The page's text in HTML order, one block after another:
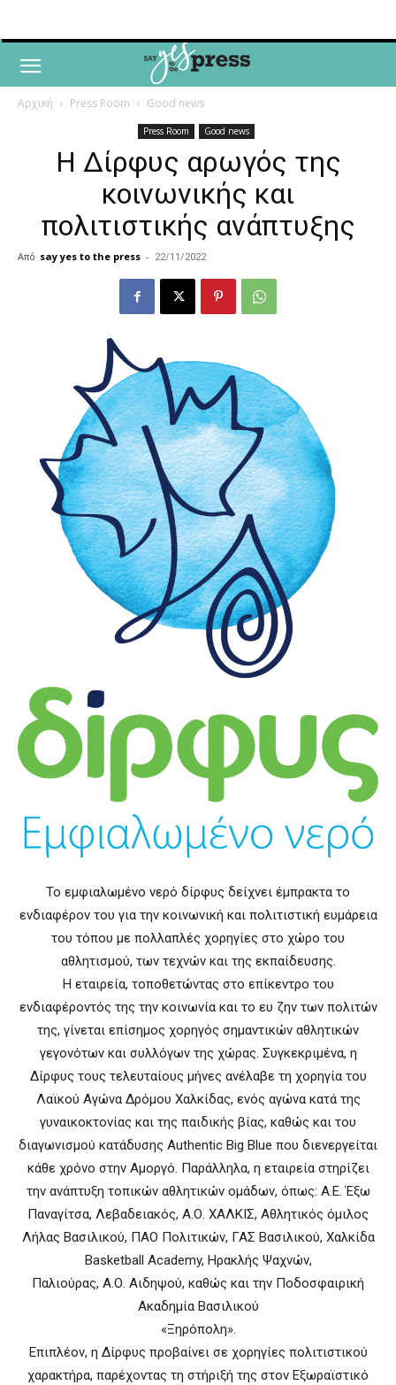
Αρχική Press Room Good news
Press Room Good news
Η Δίρφυς αρωγός της
κοινωνικής και
πολιτιστικής ανάπτυξης
Από say yes to the press - 22/11/2022
Το εμφιαλωμένο νερό δίρφυς δείχνει έμπρακτα το
ενδιαφέρον του για την κοινωνική και πολιτιστική ευμάρεια
του τόπου με πολλαπλές χορηγίες στο χώρο του
αθλητισμού, των τεχνών και της εκπαίδευσης.
Η εταιρεία, τοποθετώντας στο επίκεντρο του
ενδιαφέροντός της την κοινωνία και το ευ ζην των πολιτών
της, γίνεται επίσημος χορηγός σημαντικών αθλητικών
γεγονότων και συλλόγων της χώρας. Συγκεκριμένα, η
Δίρφυς τους τελευταίους μήνες ανέλαβε τη χορηγία του
Λαϊκού Αγώνα Δρόμου Χαλκίδας, ενός αγώνα κατά της
γυναικοκτονίας και της παιδικής βίας, καθώς και του
διαγωνισμού κατάδυσης Authentic Big Blue που διενεργείται
κάθε χρόνο στην Αμοργό. Παράλληλα, η εταιρεία στηρίζει
την ανάπτυξη τοπικών αθλητικών ομάδων, όπως: Α.Ε. Έξω
Παναγίτσα, Λεβαδειακός, Α.Ο. ΧΑΛΚΙΣ, Αθλητικός όμιλος
Λήλας Βασιλικού, ΠΑΟ Πολιτικών, ΓΑΣ Βασιλικού, Χαλκίδα
Basketball Academy, Ηρακλής Ψαχνών,
Παλιούρας, Α.Ο. Αιδηψού, καθώς και την Ποδοσφαιρική
Ακαδημία Βασιλικού
«Ξηρόπολη».
Επιπλέον, η Δίρφυς προβαίνει σε χορηγίες πολιτιστικού
χαρακτήρα, παρέχοντας τη στήριξή της στον Εξωραϊστικό